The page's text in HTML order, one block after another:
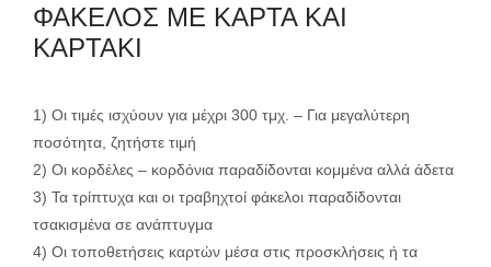
ΦΑΚΕΛΟΣ ΜΕ ΚΑΡΤΑ ΚΑΙ
ΚΑΡΤΑΚΙ
1) Οι τιμές ισχύουν για μέχρι 300 τμχ. – Για μεγαλύτερη
ποσότητα, ζητήστε τιμή
2) Οι κορδέλες – κορδόνια παραδίδονται κομμένα αλλά άδετα
3) Τα τρίπτυχα και οι τραβηχτοί φάκελοι παραδίδονται
τσακισμένα σε ανάπτυγμα
4) Οι τοποθετήσεις καρτών μέσα στις προσκλήσεις ή τα